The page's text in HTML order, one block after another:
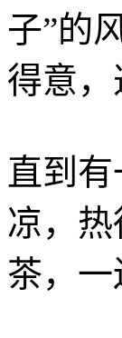
子”的
得意
直到
凉，
茶，一